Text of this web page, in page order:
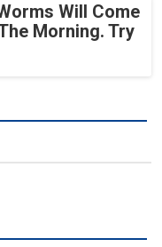
Will Come
Morning. Try